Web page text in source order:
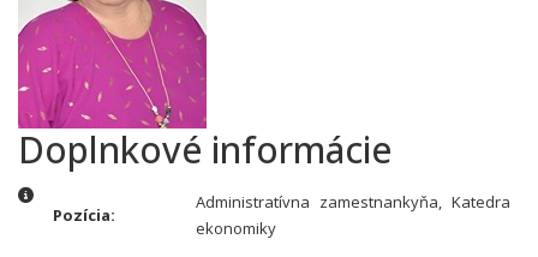
Doplnkové informácie
Doplnkové informácie
Pozícia:
Administratívna zamestnankyňa, Katedra
ekonomiky